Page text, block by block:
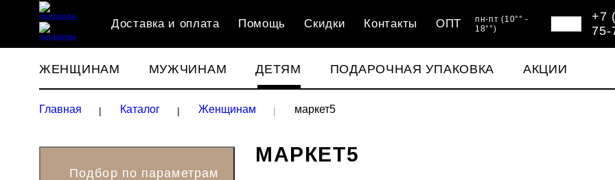
Доставка и оплата Помощь Скидки Контакты ОПТ
пн-пт (10°° -
18°°)
+7
75-
ЖЕНЩИНАМ МУЖЧИНАМ ДЕТЯМ ПОДАРОЧНАЯ УПАКОВКА АКЦИИ
Главная Каталог Женщинам маркет5
МАРКЕТ5